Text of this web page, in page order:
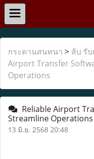
กระดานสนทนา > ลับ รับ
Airport Transfer
Operations
Reliable Airport
Streamline Operations
13 มิ.ย. 2568 20:48